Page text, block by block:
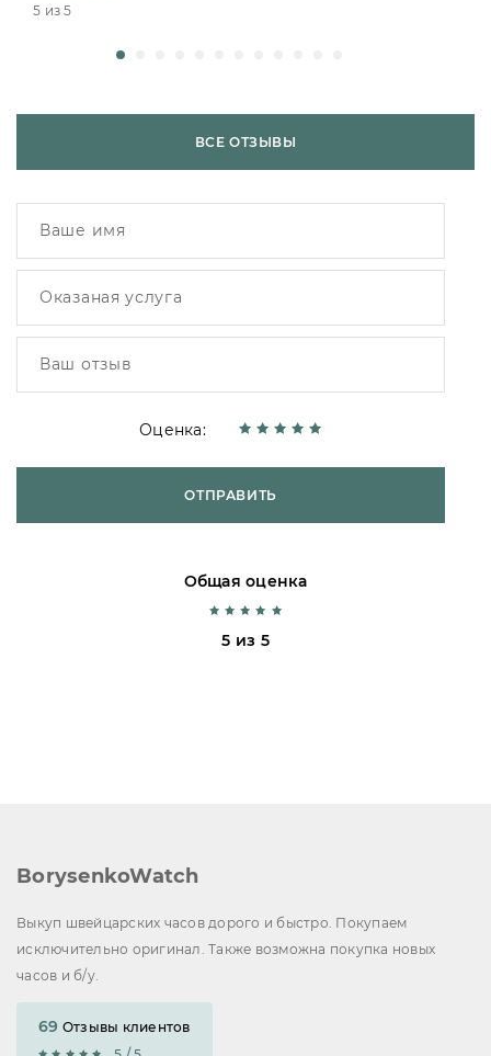
5 из 5
ВСЕ ОТЗЫВЫ
Оценка:
ОТПРАВИТЬ
Общая оценка
5 из 5
BorysenkoWatch
Выкуп швейцарских часов дорого и быстро. Покупаем
исключительно оригинал. Также возможна покупка новых
часов и б/у.
69 Отзывы клиентов